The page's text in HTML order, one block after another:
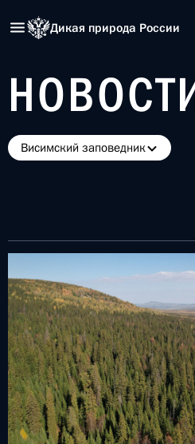
Дикая природа России
Висимский заповедник